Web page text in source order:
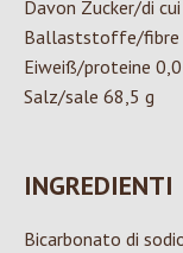
Davon Zucker/di
Ballaststoffe/fibre
Eiweiß/proteine
Salz/sale 68,5 g
INGREDIENTI
Bicarbonato di